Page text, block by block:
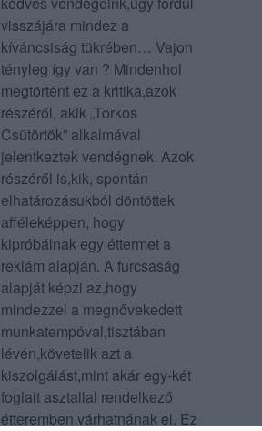
visszájára mindez a
kíváncsiság tükrében… Vajon
tényleg így van ? Mindenhol
megtörtént ez a kritika,azok
részéről, akik „Torkos
Csütörtök” alkalmával
jelentkeztek vendégnek. Azok
részéről is,kik, spontán
elhatározásukból döntöttek
afféleképpen, hogy
kipróbálnak egy éttermet a
reklám alapján. A furcsaság
alapját képzi az,hogy
mindezzel a megnővekedett
munkatempóval,tisztában
lévén,követelik azt a
kiszolgálást,mint akár egy-két
foglalt asztallal rendelkező
étteremben várhatnának el. Ez